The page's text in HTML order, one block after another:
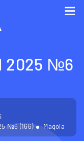
№6
№6 (166)
Maqola